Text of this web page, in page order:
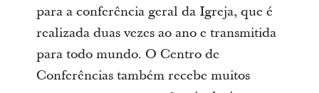
para a conferência geral da Igreja, que é
realizada duas vezes ao ano e transmitida
para todo mundo. O Centro de
Conferências também recebe muitos